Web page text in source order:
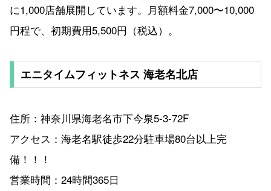
に1,000店舗展開しています。月額料金7,000〜10,000
円程で、初期費用5,500円（税込）。
エニタイムフィットネス 海老名北店
住所：神奈川県海老名市下今泉5-3-72F
アクセス：海老名駅徒歩22分駐車場80台以上完
備！！！
営業時間：24時間365日